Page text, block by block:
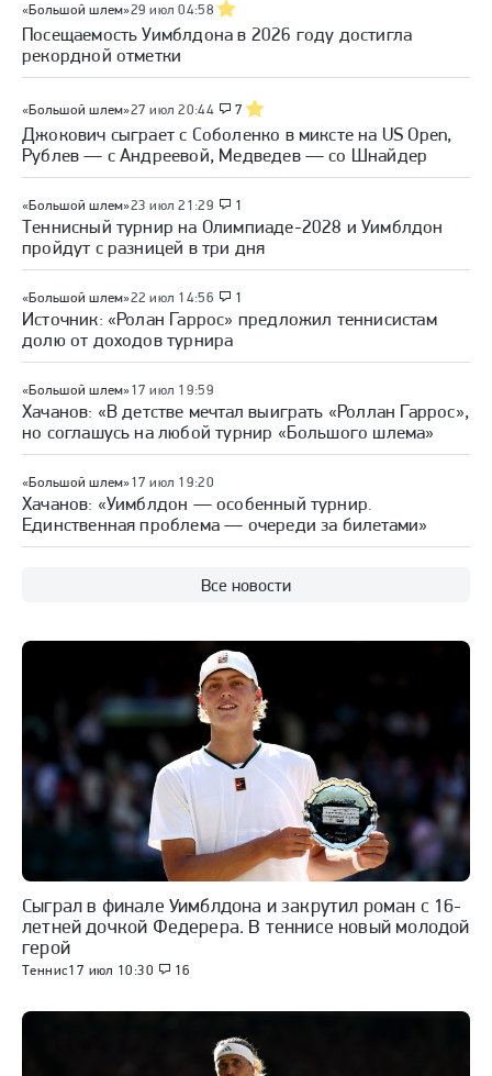
«Большой шлем»29 июл 04:58
Посещаемость Уимблдона в 2026 году достигла
рекордной отметки
«Большой шлем»27 июл 20:44 7
Джокович сыграет с Соболенко в миксте на US Open,
Рублев — с Андреевой, Медведев — со Шнайдер
«Большой шлем»23 июл 21:29 1
Теннисный турнир на Олимпиаде-2028 и Уимблдон
пройдут с разницей в три дня
«Большой шлем»22 июл 14:56 1
Источник: «Ролан Гаррос» предложил теннисистам
долю от доходов турнира
«Большой шлем»17 июл 19:59
Хачанов: «В детстве мечтал выиграть «Роллан Гаррос»,
но соглашусь на любой турнир «Большого шлема»
«Большой шлем»17 июл 19:20
Хачанов: «Уимблдон — особенный турнир.
Единственная проблема — очереди за билетами»
Все новости
Теннис17 июл 10:30 16
Сыграл в финале Уимблдона и закрутил роман с 16-
летней дочкой Федерера. В теннисе новый молодой
герой